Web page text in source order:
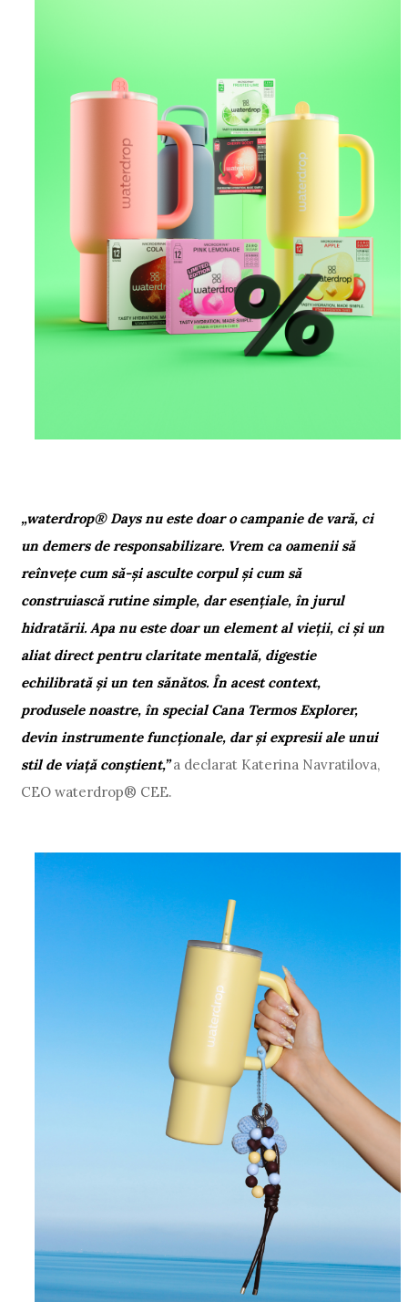
„waterdrop® Days nu este doar o campanie de vară, ci
un demers de responsabilizare. Vrem ca oamenii să
reînvețe cum să-și asculte corpul și cum să
construiască rutine simple, dar esențiale, în jurul
hidratării. Apa nu este doar un element al vieții, ci și un
aliat direct pentru claritate mentală, digestie
echilibrată și un ten sănătos. În acest context,
produsele noastre, în special Cana Termos Explorer,
devin instrumente funcționale, dar și expresii ale unui
stil de viață conștient,”a declarat Katerina Navratilova,
CEO waterdrop® CEE.